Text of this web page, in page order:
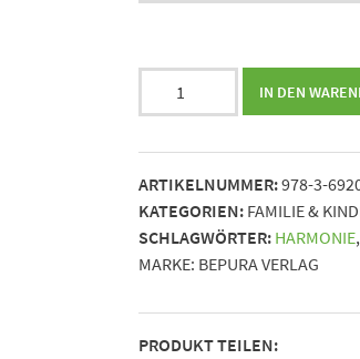
die
Kunst
des
Familienfriedens
||
Wege
zu
IN DEN
ARTIKELNUMMER:978-3-
KATEGORIEN: FAMILIE &
SCHLAGWÖRTER: HARMONIE,
MARKE: BEPURA VERLAG
PRODUKT TEILEN: